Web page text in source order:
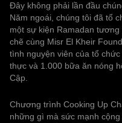
Đây không phải lần đầu
Năm ngoái, chúng tôi đã tổ
một sự kiện Ramadan
chẽ cùng Misr El Kheir
tình nguyện viên của tổ
thực và 1.000 bữa ăn nóng
Cập.
Chương trình Cooking Up
những gì mà sức mạnh